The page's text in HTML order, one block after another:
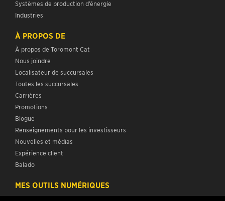
Systèmes de production d’énergie
Industries
À PROPOS DE
À propos de Toromont Cat
Nous joindre
Localisateur de succursales
Toutes les succursales
Carrières
Promotions
Blogue
Renseignements pour les investisseurs
Nouvelles et médias
Expérience client
Balado
MES OUTILS NUMÉRIQUES